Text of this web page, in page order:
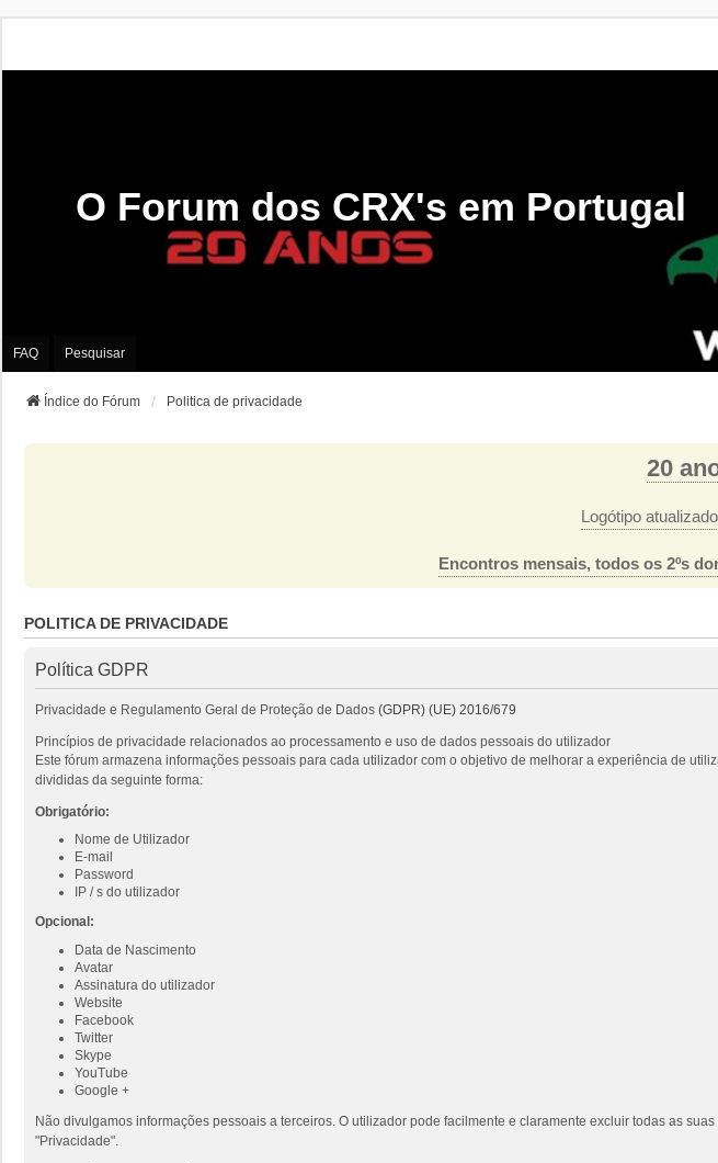
O Forum dos CRX's em Portugal
FAQ Pesquisar
Índice do Fórum Politica de privacidade
20
Logótipo
Encontros mensais, todos os 2ºs
POLITICA DE PRIVACIDADE
Política GDPR
Privacidade e Regulamento Geral de Proteção de Dados (GDPR) (UE) 2016/679
Princípios de privacidade relacionados ao processamento e uso de dados pessoais do utilizador
Este fórum armazena informações pessoais para cada utilizador com o objetivo de melhorar a experiência de
divididas da seguinte forma:
Obrigatório:
Nome de Utilizador
E-mail
Password
IP / s do utilizador
Opcional:
Data de Nascimento
Avatar
Assinatura do utilizador
Website
Facebook
Twitter
Skype
YouTube
Google +
Não divulgamos informações pessoais a terceiros. O utilizador pode facilmente e claramente excluir todas as
"Privacidade".